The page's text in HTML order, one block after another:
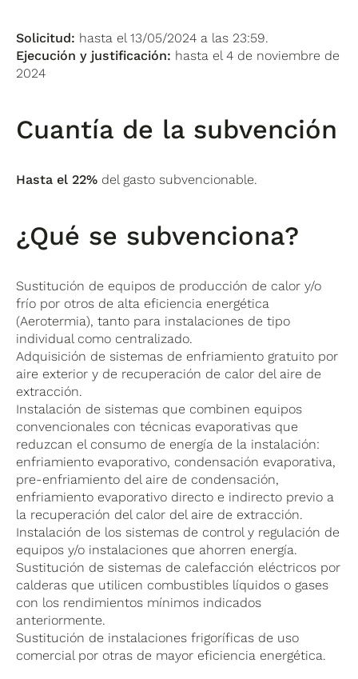
Solicitud: hasta el 13/05/2024 a las 23:59.
Ejecución y justificación: hasta el 4 de noviembre de
2024
Cuantía de la subvención
Hasta el 22% del gasto subvencionable.
¿Qué se subvenciona?
Sustitución de equipos de producción de calor y/o
frío por otros de alta eficiencia energética
(Aerotermia), tanto para instalaciones de tipo
individual como centralizado.
Adquisición de sistemas de enfriamiento gratuito por
aire exterior y de recuperación de calor del aire de
extracción.
Instalación de sistemas que combinen equipos
convencionales con técnicas evaporativas que
reduzcan el consumo de energía de la instalación:
enfriamiento evaporativo, condensación evaporativa,
pre-enfriamiento del aire de condensación,
enfriamiento evaporativo directo e indirecto previo a
la recuperación del calor del aire de extracción.
Instalación de los sistemas de control y regulación de
equipos y/o instalaciones que ahorren energía.
Sustitución de sistemas de calefacción eléctricos por
calderas que utilicen combustibles líquidos o gases
con los rendimientos mínimos indicados
anteriormente.
Sustitución de instalaciones frigoríficas de uso
comercial por otras de mayor eficiencia energética.